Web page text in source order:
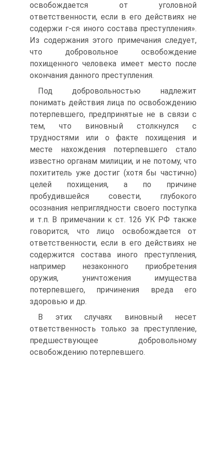
освобождается от уголовной
ответственности, если в его действиях не
содержи г-ся иного состава преступления».
Из содержания этого примечания следует,
что добровольное освобождение
похищенного человека имеет место после
окончания данного преступления.
Под добровольностью надлежит
понимать действия лица по освобождению
потерпевшего, предпринятые не в связи с
тем, что виновный столкнулся с
трудностями или о факте похищения и
месте нахождения потерпевшего стало
известно органам милиции, и не потому, что
похититель уже достиг (хотя бы частично)
целей похищения, а по причине
пробудившейся совести, глубокого
осознания неприглядности своего поступка
и т.п. В примечании к ст. 126 УК РФ также
говорится, что лицо освобождается от
ответственности, если в его действиях не
содержится состава иного преступления,
например незаконного приобретения
оружия, уничтожения имущества
потерпевшего, причинения вреда его
здоровью и др.
В этих случаях виновный несет
ответственность только за преступление,
предшествующее добровольному
освобождению потерпевшего.